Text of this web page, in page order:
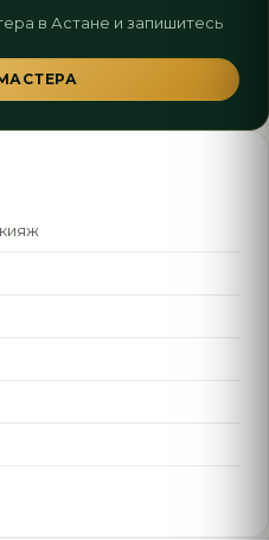
в Астане и запишитесь